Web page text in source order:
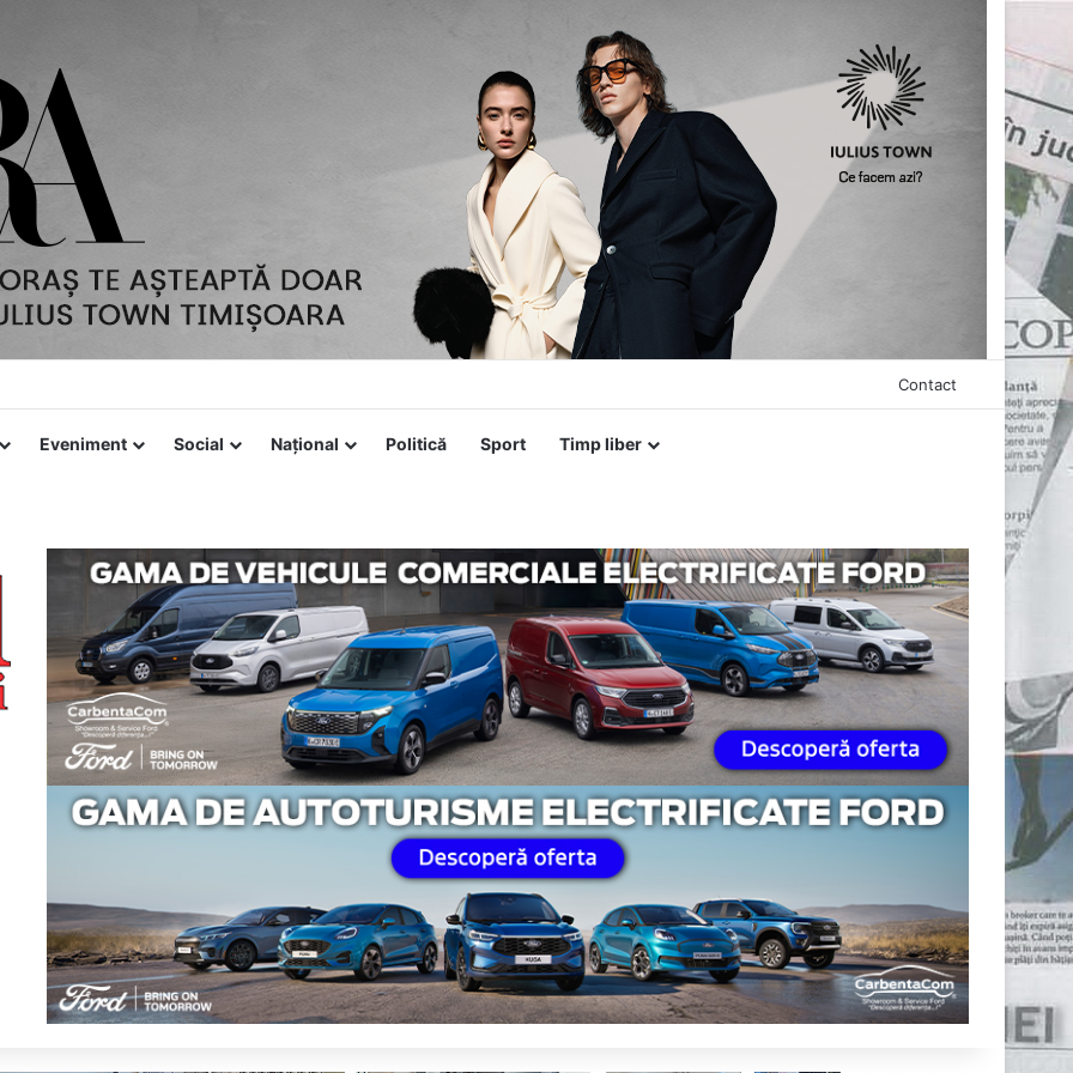
Contact
Eveniment Social Național Politică Sport Timp liber